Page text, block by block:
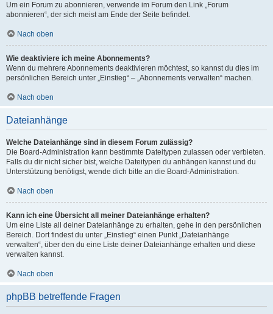
Um ein Forum zu abonnieren, verwende im Forum den Link „Forum
abonnieren“, der sich meist am Ende der Seite befindet.
Nach oben
Wie deaktiviere ich meine Abonnements?
Wenn du mehrere Abonnements deaktivieren möchtest, so kannst du dies im
persönlichen Bereich unter „Einstieg“ – „Abonnements verwalten“ machen.
Nach oben
Dateianhänge
Welche Dateianhänge sind in diesem Forum zulässig?
Die Board-Administration kann bestimmte Dateitypen zulassen oder verbieten.
Falls du dir nicht sicher bist, welche Dateitypen du anhängen kannst und du
Unterstützung benötigst, wende dich bitte an die Board-Administration.
Nach oben
Kann ich eine Übersicht all meiner Dateianhänge erhalten?
Um eine Liste all deiner Dateianhänge zu erhalten, gehe in den persönlichen
Bereich. Dort findest du unter „Einstieg“ einen Punkt „Dateianhänge
verwalten“, über den du eine Liste deiner Dateianhänge erhalten und diese
verwalten kannst.
Nach oben
phpBB betreffende Fragen